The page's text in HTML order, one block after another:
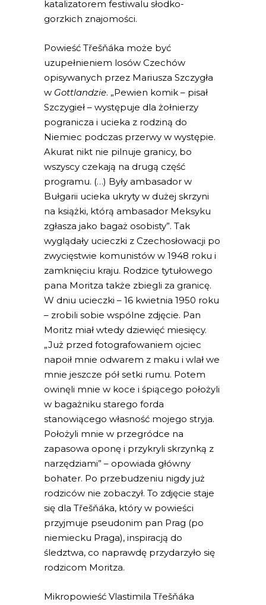
katalizatorem festiwalu słodko-
gorzkich znajomości.
Powieść Třešňáka może być
uzupełnieniem losów Czechów
opisywanych przez Mariusza Szczygła
w Gottlandzie. „Pewien komik – pisał
Szczygieł – występuje dla żołnierzy
pogranicza i ucieka z rodziną do
Niemiec podczas przerwy w występie.
Akurat nikt nie pilnuje granicy, bo
wszyscy czekają na drugą część
programu. (…) Były ambasador w
Bułgarii ucieka ukryty w dużej skrzyni
na książki, którą ambasador Meksyku
zgłasza jako bagaż osobisty”. Tak
wyglądały ucieczki z Czechosłowacji po
zwycięstwie komunistów w 1948 roku i
zamknięciu kraju. Rodzice tytułowego
pana Moritza także zbiegli za granicę.
W dniu ucieczki – 16 kwietnia 1950 roku
– zrobili sobie wspólne zdjęcie. Pan
Moritz miał wtedy dziewięć miesięcy.
„Już przed fotografowaniem ojciec
napoił mnie odwarem z maku i wlał we
mnie jeszcze pół setki rumu. Potem
owinęli mnie w koce i śpiącego położyli
w bagażniku starego forda
stanowiącego własność mojego stryja.
Położyli mnie w przegródce na
zapasowa oponę i przykryli skrzynką z
narzędziami” – opowiada główny
bohater. Po przebudzeniu nigdy już
rodziców nie zobaczył. To zdjęcie staje
się dla Třešňáka, który w powieści
przyjmuje pseudonim pan Prag (po
niemiecku Praga), inspiracją do
śledztwa, co naprawdę przydarzyło się
rodzicom Moritza.
Mikropowieść Vlastimila Třešňáka